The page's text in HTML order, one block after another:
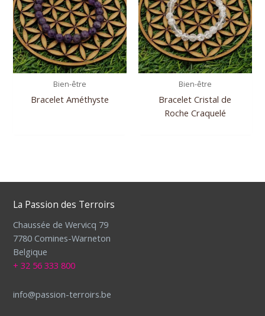
Bien-être
Bracelet Améthyste
Bien-être
Bracelet Cristal de
Roche Craquelé
La Passion des Terroirs
Chaussée de Wervicq 79
7780 Comines-Warneton
Belgique
+ 32 56 333 800
info@passion-terroirs.be